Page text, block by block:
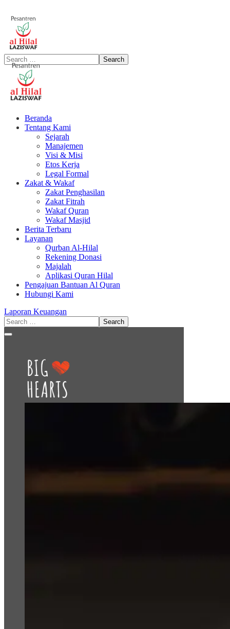
Beranda
Tentang Kami
Sejarah
Manajemen
Visi & Misi
Etos Kerja
Legal Formal
Zakat & Wakaf
Zakat Penghasilan
Zakat Fitrah
Wakaf Quran
Wakaf Masjid
Berita Terbaru
Layanan
Qurban Al-Hilal
Rekening Donasi
Majalah
Aplikasi Quran Hilal
Pengajuan Bantuan Al Quran
Hubungi Kami
Laporan Keuangan